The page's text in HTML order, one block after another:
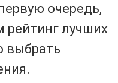
очередь,
лучших
выбрать